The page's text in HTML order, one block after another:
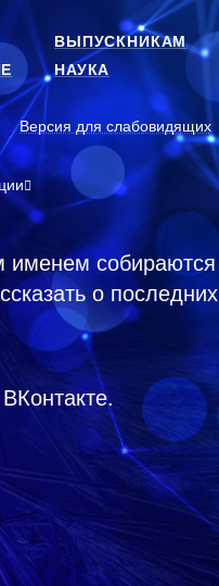
ВЫПУСКНИКАМ
НАУКА
Версия для слабовидящих
именем собираются
о последних